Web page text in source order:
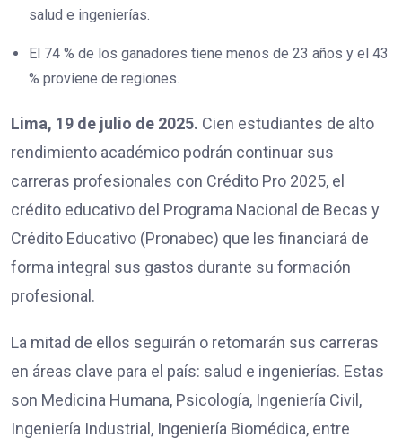
salud e ingenierías.
El 74 % de los ganadores tiene menos de 23 años y el 43
% proviene de regiones.
Lima, 19 de julio de 2025. Cien estudiantes de alto
rendimiento académico podrán continuar sus
carreras profesionales con Crédito Pro 2025, el
crédito educativo del Programa Nacional de Becas y
Crédito Educativo (Pronabec) que les financiará de
forma integral sus gastos durante su formación
profesional.
La mitad de ellos seguirán o retomarán sus carreras
en áreas clave para el país: salud e ingenierías. Estas
son Medicina Humana, Psicología, Ingeniería Civil,
Ingeniería Industrial, Ingeniería Biomédica, entre